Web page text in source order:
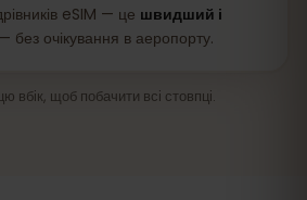
eSIM — це швидший і
— без очікування в аеропорту.
вбік, щоб побачити всі стовпці.